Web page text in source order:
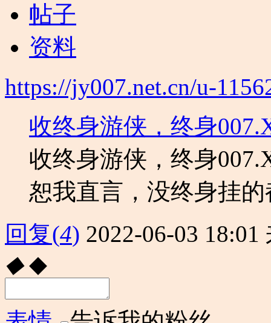
帖子
资料
https://jy007.net.cn/u-
收终身游侠，终身
收终身游侠，终身
恕我直言，没终身挂的
回复(4) 2022-06-03 18:01
◆ ◆